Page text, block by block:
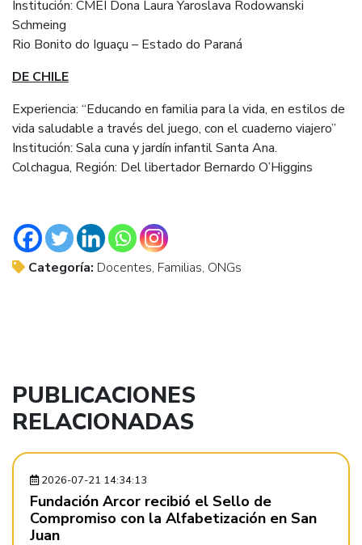
Institución: CMEI Dona Laura Yaroslava Rodowanski
Schmeing
Rio Bonito do Iguaçu – Estado do Paraná
DE CHILE
Experiencia: “Educando en familia para la vida, en estilos de
vida saludable a través del juego, con el cuaderno viajero”
Institución: Sala cuna y jardín infantil Santa Ana.
Colchagua, Región: Del libertador Bernardo O’Higgins
Categoría: Docentes, Familias, ONGs
PUBLICACIONES
RELACIONADAS
2026-07-21 14:34:13
Fundación Arcor recibió el Sello de
Compromiso con la Alfabetización en San
Juan